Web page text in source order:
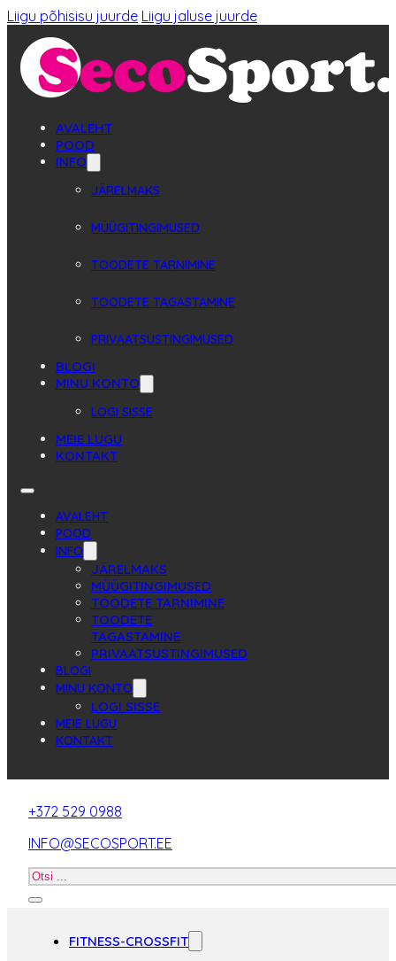
Liigu põhisisu juurde Liigu jaluse juurde
AVALEHT
POOD
INFO
JÄRELMAKS
MÜÜGITINGIMUSED
TOODETE TARNIMINE
TOODETE TAGASTAMINE
PRIVAATSUSTINGIMUSED
BLOGI
MINU KONTO
LOGI SISSE
MEIE LUGU
KONTAKT
AVALEHT
POOD
INFO
JÄRELMAKS
MÜÜGITINGIMUSED
TOODETE TARNIMINE
TOODETE
TAGASTAMINE
PRIVAATSUSTINGIMUSED
BLOGI
MINU KONTO
LOGI SISSE
MEIE LUGU
KONTAKT
+372 529 0988
INFO@SECOSPORT.EE
Otsi
FITNESS-CROSSFIT